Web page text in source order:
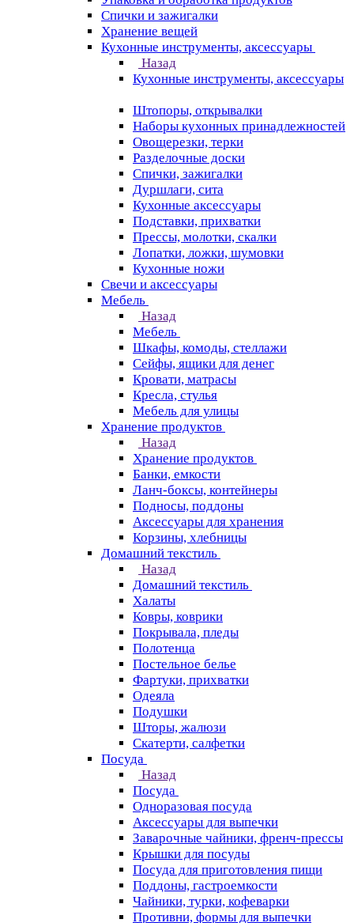
Спички и зажигалки
Хранение вещей
Кухонные инструменты, аксессуары
Назад
Кухонные инструменты, аксессуары
Штопоры, открывалки
Наборы кухонных принадлежностей
Овощерезки, терки
Разделочные доски
Спички, зажигалки
Дуршлаги, сита
Кухонные аксессуары
Подставки, прихватки
Прессы, молотки, скалки
Лопатки, ложки, шумовки
Кухонные ножи
Свечи и аксессуары
Мебель
Назад
Мебель
Шкафы, комоды, стеллажи
Сейфы, ящики для денег
Кровати, матрасы
Кресла, стулья
Мебель для улицы
Хранение продуктов
Назад
Хранение продуктов
Банки, емкости
Ланч-боксы, контейнеры
Подносы, поддоны
Аксессуары для хранения
Корзины, хлебницы
Домашний текстиль
Назад
Домашний текстиль
Халаты
Ковры, коврики
Покрывала, пледы
Полотенца
Постельное белье
Фартуки, прихватки
Одеяла
Подушки
Шторы, жалюзи
Скатерти, салфетки
Посуда
Назад
Посуда
Одноразовая посуда
Аксессуары для выпечки
Заварочные чайники, френч-прессы
Крышки для посуды
Посуда для приготовления пищи
Поддоны, гастроемкости
Чайники, турки, кофеварки
Противни, формы для выпечки